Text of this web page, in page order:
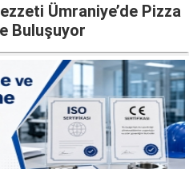
Ümraniye’de Pizza
Buluşuyor